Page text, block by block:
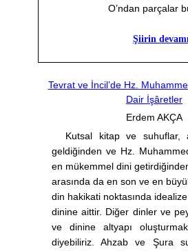
O’ndan parçalar
Şiirin
Tevrat ve İncil’de Hz.
Dair İşâretler
Erdem AKÇA
Kutsal kitap ve suhuflar,
geldiğinden ve Hz.
en mükemmel dini
arasında da en son ve en
din hakikati noktasında
dinine aittir. Diğer dinler ve
ve dinine altyapı
diyebiliriz. Ahzab ve Şura